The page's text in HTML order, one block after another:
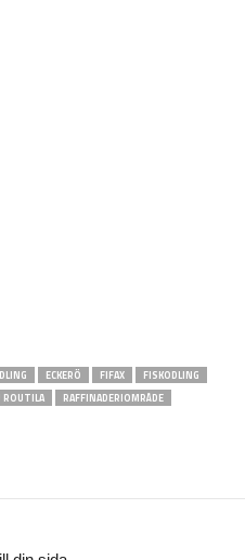
ECKERÖ FIFAX
FISKODLING
ROUTILA
RAFFINADERIOMRÅDE